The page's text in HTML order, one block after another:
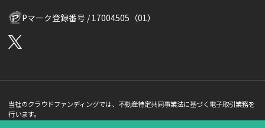
Pマーク登録番号 / 17004505（01）
当社のクラウドファンディングでは、不動産特定共同事業法に基づく電子取引業務を
行います。